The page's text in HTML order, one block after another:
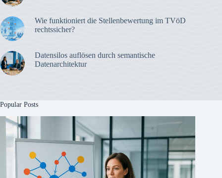
Wie funktioniert die Stellenbewertung im TVöD
rechtssicher?
Datensilos auflösen durch semantische
Datenarchitektur
Popular Posts